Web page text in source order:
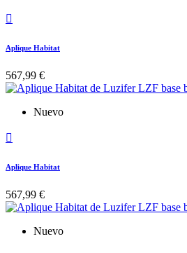

Aplique Habitat
567,99 €
Nuevo

Aplique Habitat
567,99 €
Nuevo